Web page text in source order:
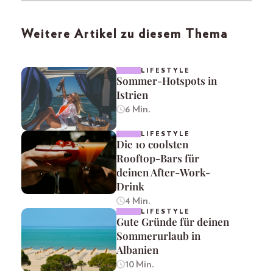
Weitere Artikel zu diesem Thema
LIFESTYLE
Sommer-Hotspots in
Istrien
6 Min.
LIFESTYLE
Die 10 coolsten
Rooftop-Bars für
deinen After-Work-
Drink
4 Min.
LIFESTYLE
Gute Gründe für deinen
Sommerurlaub in
Albanien
10 Min.